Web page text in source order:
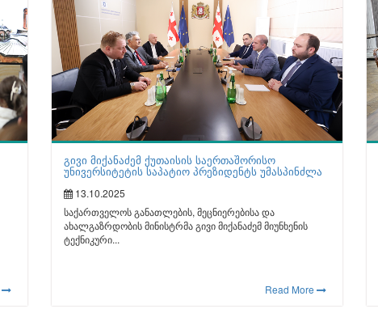
გივი მიქანაძემ ქუთაისის საერთაშორისო
უნივერსიტეტის საპატიო პრეზიდენტს უმასპინძლა
13.10.2025
საქართველოს განათლების, მეცნიერებისა და
ახალგაზრდობის მინისტრმა გივი მიქანაძემ მიუნხენის
ტექნიკური...
Read More